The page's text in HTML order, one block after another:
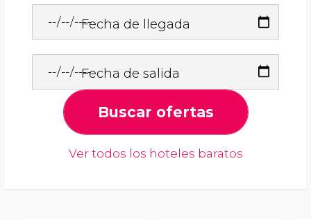
Fecha de llegada
Fecha de salida
Buscar ofertas
Ver todos los hoteles baratos